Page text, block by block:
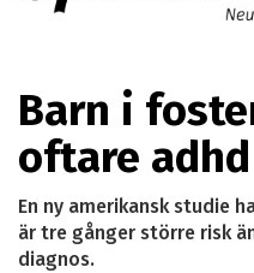
Barn i
oftare adhd
En ny amerikansk studie
är tre gånger större risk
diagnos.